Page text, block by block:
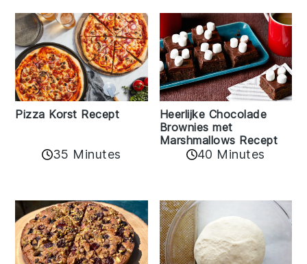
Pizza Korst Recept
35 Minutes
Heerlijke Chocolade
Brownies met
Marshmallows Recept
40 Minutes